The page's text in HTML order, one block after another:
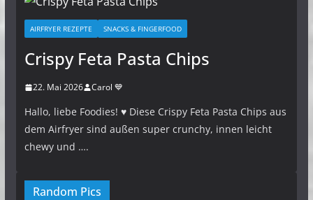
AIRFRYER REZEPTE SNACKS & FINGERFOOD
Crispy Feta Pasta Chips
22. Mai 2026 Carol 💙
Hallo, liebe Foodies! ♥︎ Diese Crispy Feta Pasta Chips aus
dem Airfryer sind außen super crunchy, innen leicht
chewy und ….
Random Pics